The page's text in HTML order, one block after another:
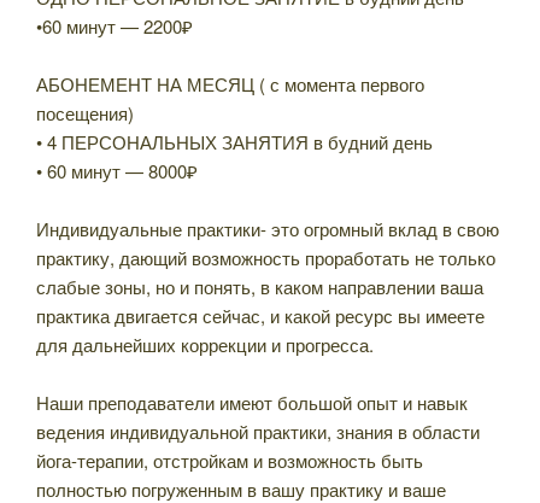
•60 минут — 2200₽
АБОНЕМЕНТ НА МЕСЯЦ ( с момента первого
посещения)
• 4 ПЕРСОНАЛЬНЫХ ЗАНЯТИЯ в будний день
• 60 минут — 8000₽
Индивидуальные практики- это огромный вклад в свою
практику, дающий возможность проработать не только
слабые зоны, но и понять, в каком направлении ваша
практика двигается сейчас, и какой ресурс вы имеете
для дальнейших коррекции и прогресса.
Наши преподаватели имеют большой опыт и навык
ведения индивидуальной практики, знания в области
йога-терапии, отстройкам и возможность быть
полностью погруженным в вашу практику и ваше